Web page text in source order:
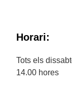
Horari:
Tots els
14.00 hores